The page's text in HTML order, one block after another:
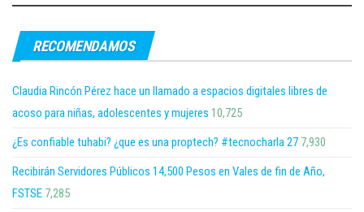
RECOMENDAMOS
Claudia Rincón Pérez hace un llamado a espacios digitales libres de
acoso para niñas, adolescentes y mujeres 10,725
¿Es confiable tuhabi? ¿que es una proptech? #tecnocharla 27 7,930
Recibirán Servidores Públicos 14,500 Pesos en Vales de fin de Año,
FSTSE 7,285